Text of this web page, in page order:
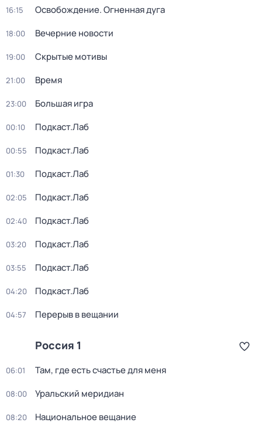
16:15 Освобождение. Огненная дуга
18:00 Вечерние новости
19:00 Скрытые мотивы
21:00 Время
23:00 Большая игра
00:10 Подкаст.Лаб
00:55 Подкаст.Лаб
01:30 Подкаст.Лаб
02:05 Подкаст.Лаб
02:40 Подкаст.Лаб
03:20 Подкаст.Лаб
03:55 Подкаст.Лаб
04:20 Подкаст.Лаб
04:57 Перерыв в вещании
Россия 1
06:01 Там, где есть счастье для меня
08:00 Уральский меридиан
08:20 Национальное вещание